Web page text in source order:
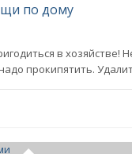
по дому
в хозяйстве!
прокипятить.